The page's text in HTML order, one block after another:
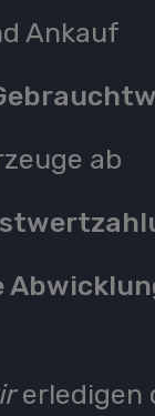
Ankauf
ab
erledigen